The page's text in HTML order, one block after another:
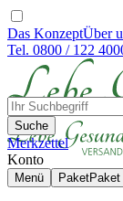
Das KonzeptÜber
Tel. 0800 / 122
Suche
Merkzettel
Konto
Menü PaketPaket